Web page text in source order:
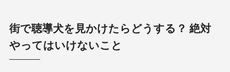
街で聴導犬を見かけたらどうする？ 絶対
やってはいけないこと